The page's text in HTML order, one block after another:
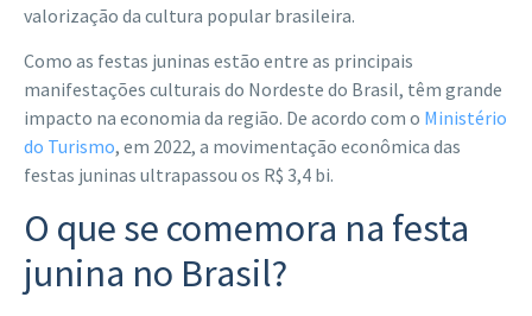
valorização da cultura popular brasileira.
Como as festas juninas estão entre as principais
manifestações culturais do Nordeste do Brasil, têm grande
impacto na economia da região. De acordo com o Ministério
do Turismo, em 2022, a movimentação econômica das
festas juninas ultrapassou os R$ 3,4 bi.
O que se comemora na festa
junina no Brasil?